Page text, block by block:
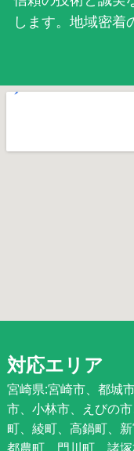
します。地域密着
対応エリア
宮崎県:宮崎市、都城
市、小林市、えびの
町、綾町、高鍋町、